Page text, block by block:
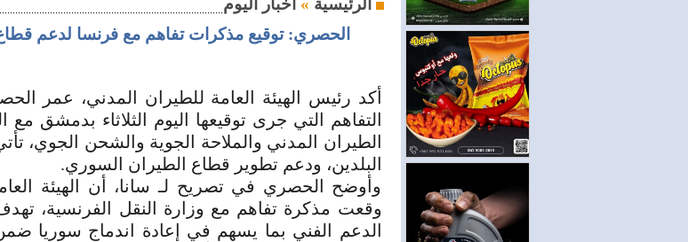
الرئيسية »
الحصري: توقيع مذكرات تفاهم مع فرنسا لدعم
أكد رئيس الهيئة العامة للطيران المدني، عمر
التفاهم التي جرى توقيعها اليوم الثلاثاء بدمشق
الطيران المدني والملاحة الجوية والشحن الجوي،
البلدين، ودعم تطوير قطاع الطيران السوري.
وأوضح الحصري في تصريح لـ سانا، أن الهيئة
وقعت مذكرة تفاهم مع وزارة النقل الفرنسية،
الدعم الفني بما يسهم في إعادة اندماج سوريا